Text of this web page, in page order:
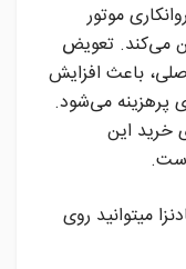
موتور
می‌کند. تعویض
باعث افزایش
پرهزینه می‌شود.
خرید این
میتوانید روی